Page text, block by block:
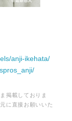
anji-ikehata/
掲載しておりま
に直接お願いいた